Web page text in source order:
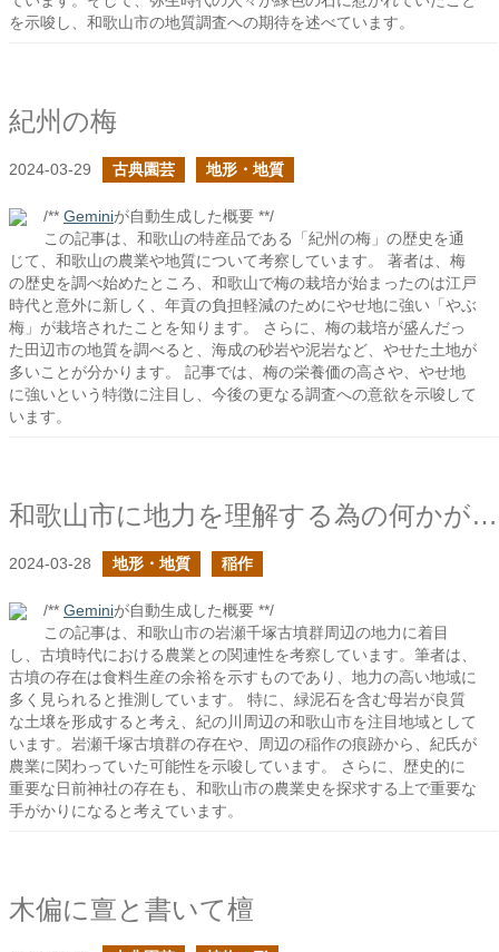
を示唆し、和歌山市の地質調査への期待を述べています。
紀州の梅
2024-03-29 古典園芸 地形・地質
/** Geminiが自動生成した概要 **/
この記事は、和歌山の特産品である「紀州の梅」の歴史を通
じて、和歌山の農業や地質について考察しています。 著者は、梅
の歴史を調べ始めたところ、和歌山で梅の栽培が始まったのは江戸
時代と意外に新しく、年貢の負担軽減のためにやせ地に強い「やぶ
梅」が栽培されたことを知ります。 さらに、梅の栽培が盛んだっ
た田辺市の地質を調べると、海成の砂岩や泥岩など、やせた土地が
多いことが分かります。 記事では、梅の栄養価の高さや、やせ地
に強いという特徴に注目し、今後の更なる調査への意欲を示唆して
います。
和歌山市に地力を理解する為の何かがある予感がある
2024-03-28 地形・地質 稲作
/** Geminiが自動生成した概要 **/
この記事は、和歌山市の岩瀬千塚古墳群周辺の地力に着目
し、古墳時代における農業との関連性を考察しています。筆者は、
古墳の存在は食料生産の余裕を示すものであり、地力の高い地域に
多く見られると推測しています。 特に、緑泥石を含む母岩が良質
な土壌を形成すると考え、紀の川周辺の和歌山市を注目地域として
います。岩瀬千塚古墳群の存在や、周辺の稲作の痕跡から、紀氏が
農業に関わっていた可能性を示唆しています。 さらに、歴史的に
重要な日前神社の存在も、和歌山市の農業史を探求する上で重要な
手がかりになると考えています。
木偏に亶と書いて檀